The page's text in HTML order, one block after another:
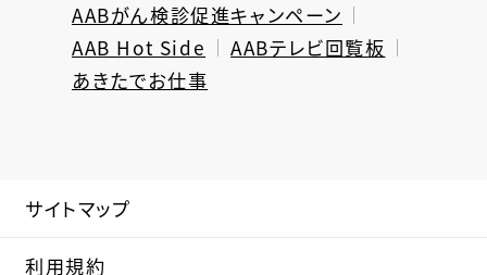
AABがん検診促進キャンペーン
AAB Hot Side
AABテレビ回覧板
あきたでお仕事
サイトマップ
利用規約